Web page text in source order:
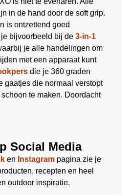
in de hand door de soft grip.
is ontzettend goed
bijvoorbeeld bij de 3-in-1
je alle handelingen om
met een apparaat kunt
die je 360 graden
gaatjes die normaal verstopt
te maken. Doordacht
Social Media
en Instagram pagina zie je
recepten en heel
outdoor inspiratie.